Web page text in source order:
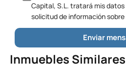
Capital, S.L. tratará mis
solicitud de información sobre
Inmuebles Similares